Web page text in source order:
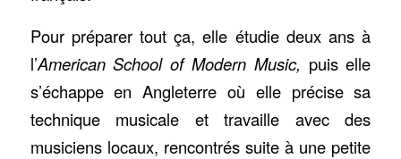
Pour préparer tout ça, elle étudie deux ans à
l’American School of Modern Music, puis elle
s’échappe en Angleterre où elle précise sa
technique musicale et travaille avec des
musiciens locaux, rencontrés suite à une petite